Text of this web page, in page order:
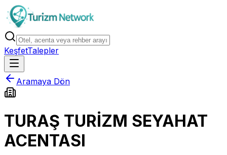
KeşfetTalepler
Aramaya Dön
TURAŞ TURİZM SEYAHAT
ACENTASI